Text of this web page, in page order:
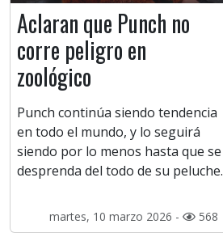
Aclaran que Punch no
corre peligro en
zoológico
Punch continúa siendo tendencia
en todo el mundo, y lo seguirá
siendo por lo menos hasta que se
desprenda del todo de su peluche.
martes, 10 marzo 2026 - 568